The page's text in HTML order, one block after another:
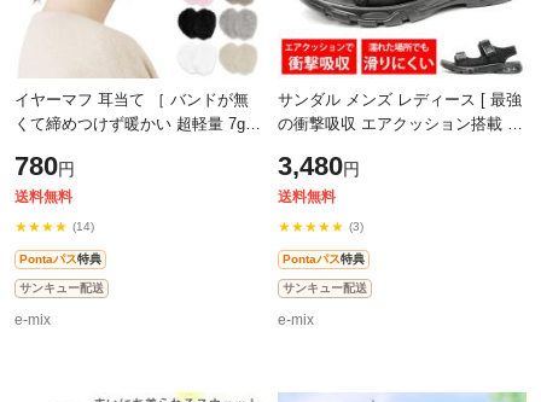
イヤーマフ 耳当て ［ バンドが無
くて締めつけず暖かい 超軽量 7g
ウォーマー イヤーマフラー 耳カバ
780円
送料無料
★★★★ (14)
Pontaパス特典
サンキュー配送
e-mix
サンダル メンズ レディース [ 最強
の衝撃吸収 エアクッション搭載 軽
サンダル おしゃれ 人気 アウト
3,480円
送料無料
★★★★★ (3)
Pontaパス特典
サンキュー配送
e-mix